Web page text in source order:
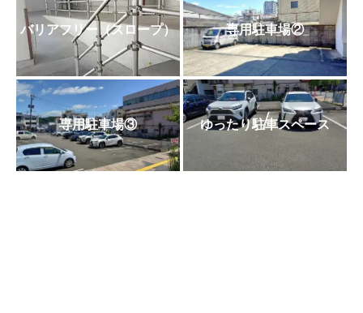
バリアフリー（スロープ） 専用駐車場②
専用駐車場③ ゆったり駐車スペース